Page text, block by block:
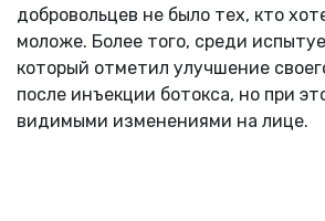
добровольцев не было тех, кто
моложе. Более того, среди
который отметил улучшение
после инъекции ботокса, но при
видимыми изменениями на лице.